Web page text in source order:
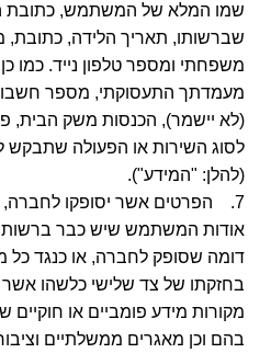
שמו המלא של המשתמש, כתובת
שברשותו, תאריך הלידה, כתובת,
משפחתי ומספר טלפון נייד. כמו
מעמדתך התעסוקתי, מספר
(לא יישמר), הכנסות משק הבית,
לסוג השירות או הפעולה
(להלן: "המידע").
7. הפרטים אשר יסופקו לחברה,
אודות המשתמש שיש כבר ברשות
דומה שסופק לחברה, או כנגד כל
בחזקתו של צד שלישי כלשהו אשר
מקורות מידע פומביים או
בהם וכן מאגרים ממשלתיים